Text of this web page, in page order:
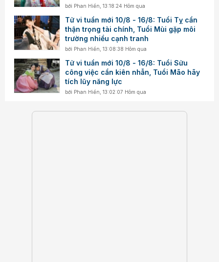
bởi Phan Hiền ,13:18:24 Hôm qua
Tử vi tuần mới 10/8 - 16/8: Tuổi Tỵ cần
thận trọng tài chính, Tuổi Mùi gặp môi
trường nhiều cạnh tranh
bởi Phan Hiền ,13:08:38 Hôm qua
Tử vi tuần mới 10/8 - 16/8: Tuổi Sửu
công việc cần kiên nhẫn, Tuổi Mão hãy
tích lũy năng lực
bởi Phan Hiền ,13:02:07 Hôm qua